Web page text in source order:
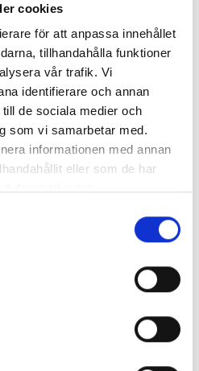
cookies
för att anpassa innehållet
tillhandahålla funktioner
vår trafik. Vi
identifierare och annan
de sociala medier och
som vi samarbetar med.
informationen med annan
eller som de har
mellan